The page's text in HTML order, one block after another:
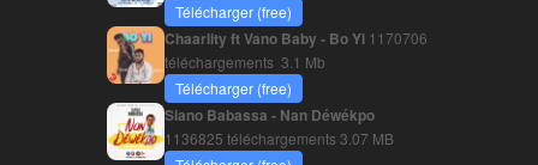
Télécharger (free)
Chaarlity ft Vano Baby - Bo Yi 1170706
téléchargements 3.1 Mb
Télécharger (free)
Siano Babassa - Nan Déwékpo
1136825 téléchargements3.07 MB